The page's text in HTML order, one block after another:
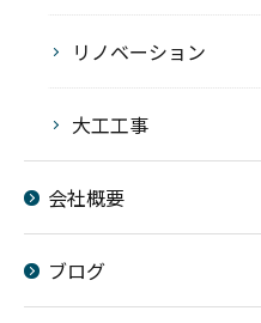
リノベーション
大工工事
会社概要
ブログ